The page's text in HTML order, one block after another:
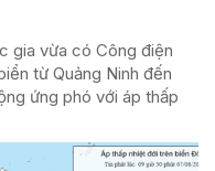
gia vừa có Công điện
từ Quảng Ninh đến
ứng phó với áp thấp